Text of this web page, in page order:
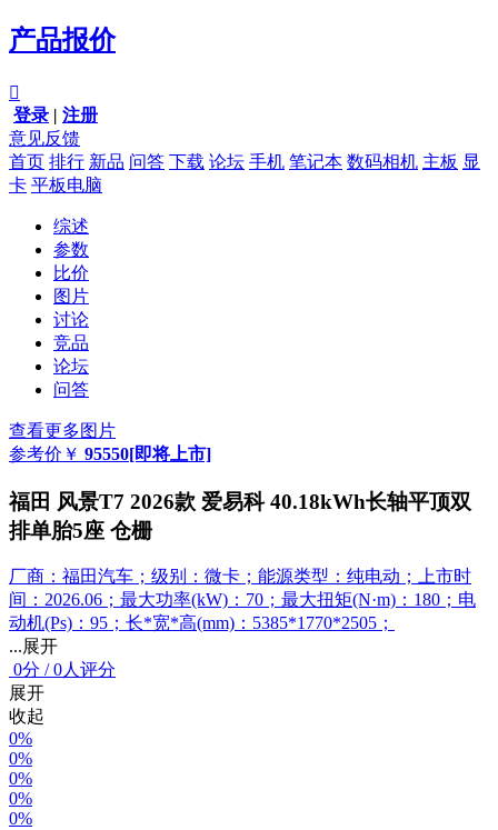
产品报价

登录 | 注册
意见反馈
首页 排行 新品 问答 下载 论坛 手机 笔记本 数码相机 主板 显
卡 平板电脑
综述
参数
比价
图片
讨论
竞品
论坛
问答
查看更多图片
参考价 ￥ 95550[即将上市]
福田 风景T7 2026款 爱易科 40.18kWh长轴平顶双
排单胎5座 仓栅
厂商：福田汽车；级别：微卡；能源类型：纯电动；上市时
间：2026.06；最大功率(kW)：70；最大扭矩(N·m)：180；电
动机(Ps)：95；长*宽*高(mm)：5385*1770*2505；
...展开
0分 /0人评分
展开
收起
0%
0%
0%
0%
0%